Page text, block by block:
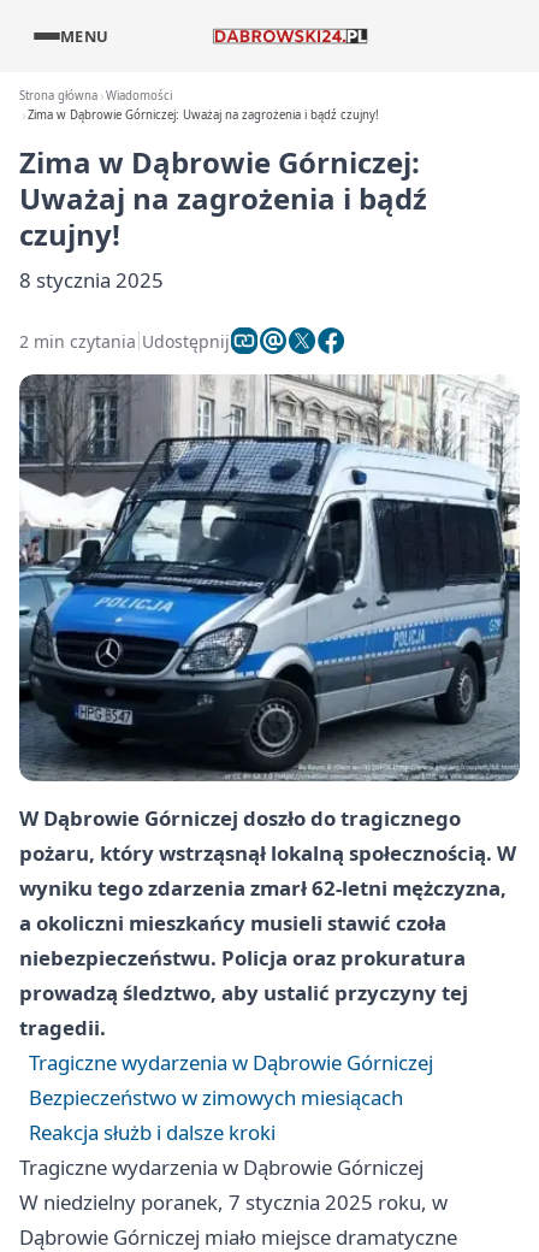
MENU
Strona główna Wiadomości
Zima w Dąbrowie Górniczej: Uważaj na zagrożenia i bądź czujny!
Zima w Dąbrowie Górniczej:
Uważaj na zagrożenia i bądź
czujny!
8 stycznia 2025
2 min czytania Udostępnij
W Dąbrowie Górniczej doszło do tragicznego
pożaru, który wstrząsnął lokalną społecznością. W
wyniku tego zdarzenia zmarł 62-letni mężczyzna,
a okoliczni mieszkańcy musieli stawić czoła
niebezpieczeństwu. Policja oraz prokuratura
prowadzą śledztwo, aby ustalić przyczyny tej
tragedii.
Tragiczne wydarzenia w Dąbrowie Górniczej
Bezpieczeństwo w zimowych miesiącach
Reakcja służb i dalsze kroki
Tragiczne wydarzenia w Dąbrowie Górniczej
W niedzielny poranek, 7 stycznia 2025 roku, w
Dąbrowie Górniczej miało miejsce dramatyczne